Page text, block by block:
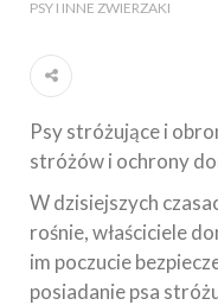
PSY I INNE ZWIERZAKI
Psy stróżujące i
stróżów i ochrony
W dzisiejszych
rośnie, właściciele
im poczucie
posiadanie psa